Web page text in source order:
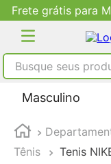
Frete grátis para
Busque seus
Masculino
Tênis
Tenis
TERMOS MAIS
2
tenis feminino